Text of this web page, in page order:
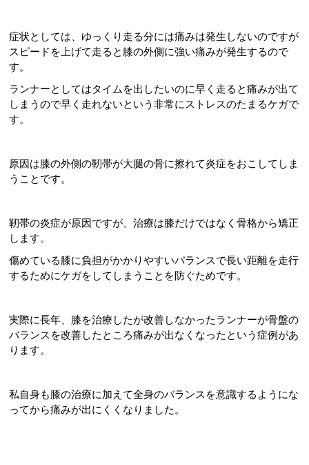
症状としては、ゆっくり走る分には痛みは発生しないのですが
スピードを上げて走ると膝の外側に強い痛みが発生するので
す。
ランナーとしてはタイムを出したいのに早く走ると痛みが出て
しまうので早く走れないという非常にストレスのたまるケガで
す。
原因は膝の外側の靭帯が大腿の骨に擦れて炎症をおこしてしま
うことです。
靭帯の炎症が原因ですが、治療は膝だけではなく骨格から矯正
します。
傷めている膝に負担がかかりやすいバランスで長い距離を走行
するためにケガをしてしまうことを防ぐためです。
実際に長年、膝を治療したが改善しなかったランナーが骨盤の
バランスを改善したところ痛みが出なくなったという症例があ
ります。
私自身も膝の治療に加えて全身のバランスを意識するようにな
ってから痛みが出にくくなりました。